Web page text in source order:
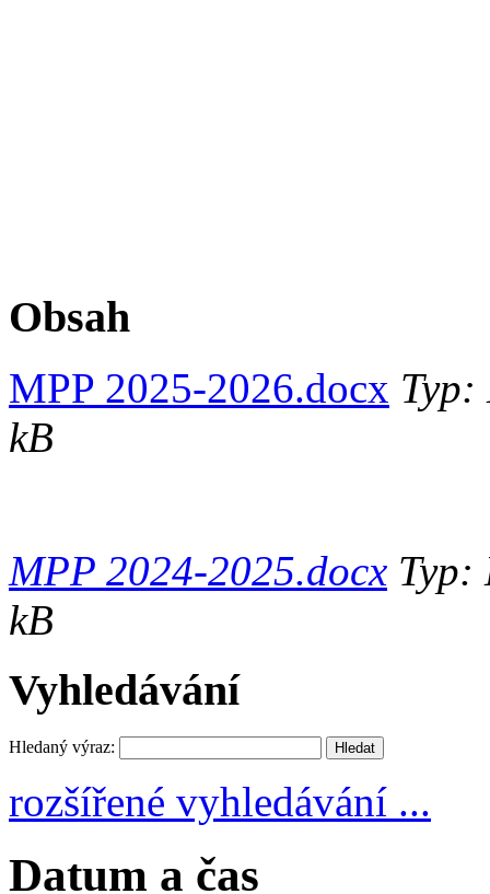
Obsah
MPP 2025-2026.docx Typ:
kB
MPP 2024-2025.docx Typ:
kB
Vyhledávání
Hledaný výraz:
rozšířené vyhledávání ...
Datum a čas